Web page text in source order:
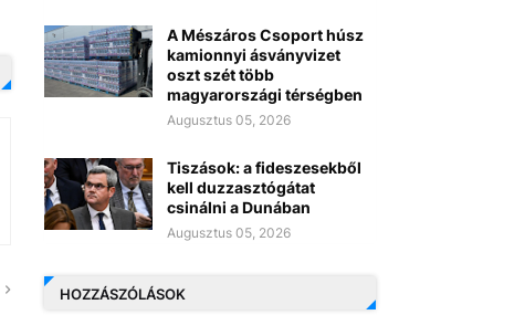
A Mészáros Csoport húsz
kamionnyi ásványvizet
oszt szét több
magyarországi térségben
Augusztus 05, 2026
Tiszások: a fideszesekből
kell duzzasztógátat
csinálni a Dunában
Augusztus 05, 2026
HOZZÁSZÓLÁSOK